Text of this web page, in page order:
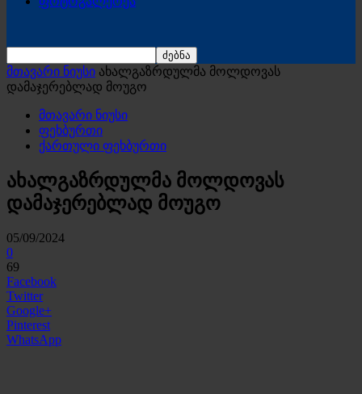
მთავარი ნიუსი ახალგაზრდულმა მოლდოვას
დამაჯერებლად მოუგო
მთავარი ნიუსი
ფეხბურთი
ქართული ფეხბურთი
ახალგაზრდულმა მოლდოვას
დამაჯერებლად მოუგო
05/09/2024
0
69
Facebook
Twitter
Google+
Pinterest
WhatsApp